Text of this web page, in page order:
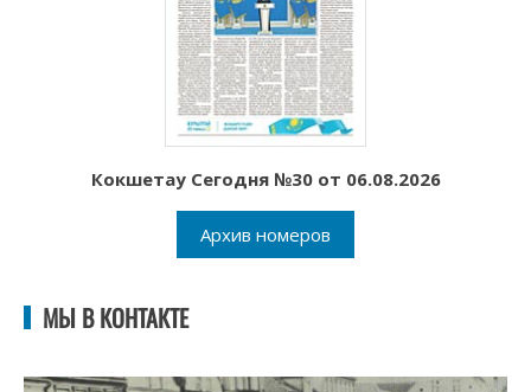
Кокшетау Сегодня №30 от 06.08.2026
Архив номеров
МЫ В КОНТАКТЕ